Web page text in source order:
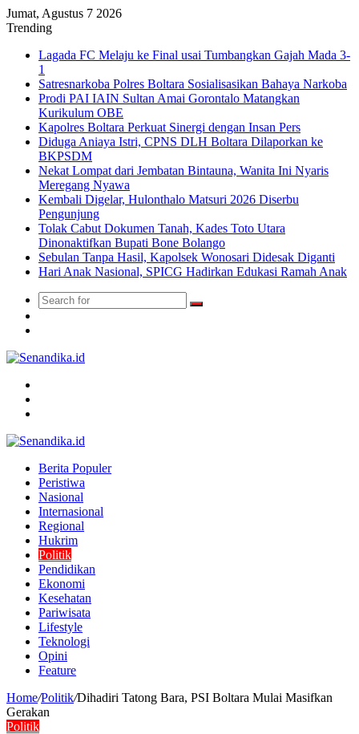
Jumat, Agustus 7 2026
Trending
Lagada FC Melaju ke Final usai Tumbangkan Gajah Mada 3-
1
Satresnarkoba Polres Boltara Sosialisasikan Bahaya Narkoba
Prodi PAI IAIN Sultan Amai Gorontalo Matangkan
Kurikulum OBE
Kapolres Boltara Perkuat Sinergi dengan Insan Pers
Diduga Aniaya Istri, CPNS DLH Boltara Dilaporkan ke
BKPSDM
Nekat Lompat dari Jembatan Bintauna, Wanita Ini Nyaris
Meregang Nyawa
Kembali Digelar, Hulonthalo Matsuri 2026 Diserbu
Pengunjung
Tolak Cabut Dokumen Tanah, Kades Toto Utara
Dinonaktifkan Bupati Bone Bolango
Sebulan Tanpa Hasil, Kapolsek Wonosari Didesak Diganti
Hari Anak Nasional, SPICG Hadirkan Edukasi Ramah Anak
Search
Berita Populer
Peristiwa
Nasional
Internasional
Regional
Hukrim
Politik
Pendidikan
Ekonomi
Kesehatan
Pariwisata
Lifestyle
Teknologi
Opini
Feature
Home/Politik/Dihadiri Tatong Bara, PSI Boltara Mulai Masifkan
Gerakan
Politik